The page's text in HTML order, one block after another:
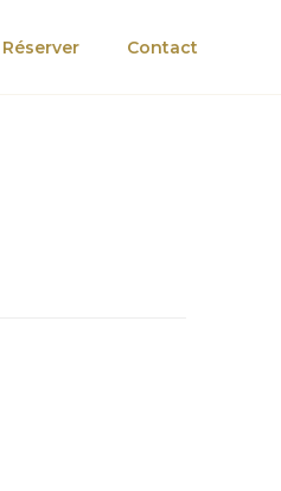
Réserver Contact